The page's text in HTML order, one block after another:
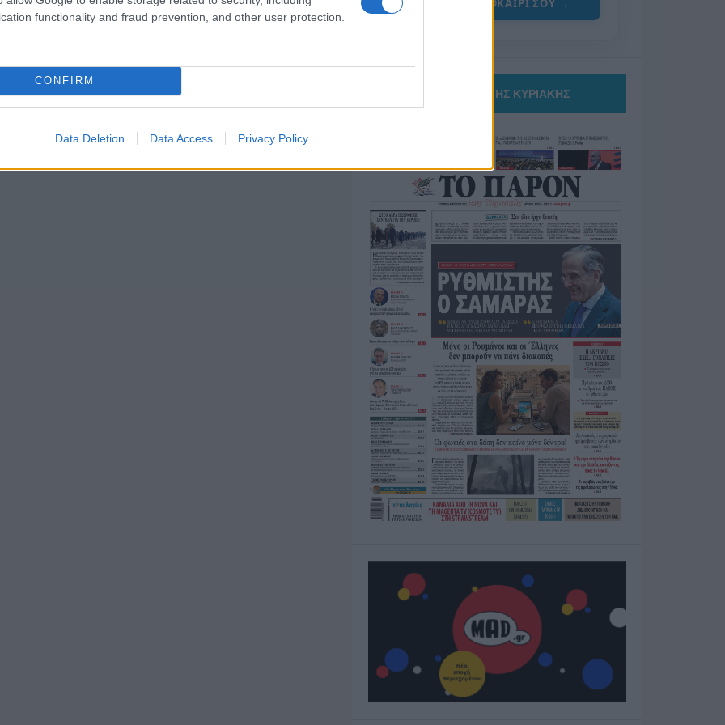
functionality and fraud prevention, and other user protection.
CONFIRM
Data Deletion Data Access Privacy Policy
ΓΙΑ ΤΟ ΚΑΛΟΚΑΙΡΙ ΣΟΥ →
ΤΟ ΠΑΡΟΝ ΤΗΣ ΚΥΡΙΑΚΗΣ